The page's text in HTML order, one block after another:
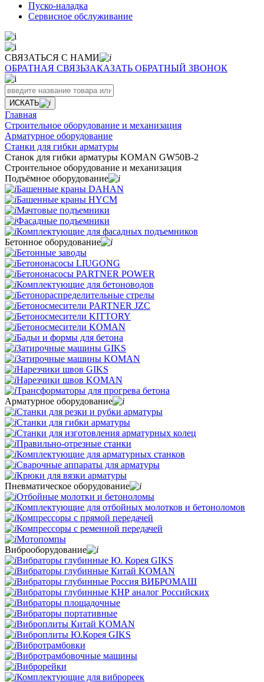
Пуско-наладка
Сервисное обслуживание
СВЯЗАТЬСЯ С НАМИ
ОБРАТНАЯ СВЯЗЬЗАКАЗАТЬ ОБРАТНЫЙ ЗВОНОК
ИСКАТЬ
Главная
Строительное оборудование и механизация
Арматурное оборудование
Станки для гибки арматуры
Станок для гибки арматуры KOMAN GW50B-2
Строительное оборудование и механизация
Подъёмное оборудование
Башенные краны DAHAN
Башенные краны HYCM
Мачтовые подъемники
Фасадные подъемники
Комплектующие для фасадных подъемников
Бетонное оборудование
Бетонные заводы
Бетононасосы LIUGONG
Бетононасосы PARTNER POWER
Комплектующие для бетоноводов
Бетонораспределительные стрелы
Бетоносмесители PARTNER JZC
Бетоносмесители KITTORY
Бетоносмесители KOMAN
Бадьи и формы для бетона
Затирочные машины GIKS
Затирочные машины KOMAN
Нарезчики швов GIKS
Нарезчики швов KOMAN
Трансформаторы для прогрева бетона
Арматурное оборудование
Станки для резки и рубки арматуры
Станки для гибки арматуры
Станки для изготовления арматурных колец
Правильно-отрезные станки
Комплектующие для арматурных станков
Сварочные аппараты для арматуры
Крюки для вязки арматуры
Пневматическое оборудование
Отбойные молотки и бетоноломы
Комплектующие для отбойных молотков и бетоноломов
Компрессоры с прямой передачей
Компрессоры с ременной передачей
Мотопомпы
Виброоборудование
Вибраторы глубинные Ю. Корея GIKS
Вибраторы глубинные Китай KOMAN
Вибраторы глубинные Россия ВИБРОМАШ
Вибраторы глубинные КНР аналог Российских
Вибраторы площадочные
Вибраторы портативные
Виброплиты Китай KOMAN
Виброплиты Ю.Корея GIKS
Вибротрамбовки
Вибротрамбовочные машины
Виброрейки
Комплектующие для виброреек